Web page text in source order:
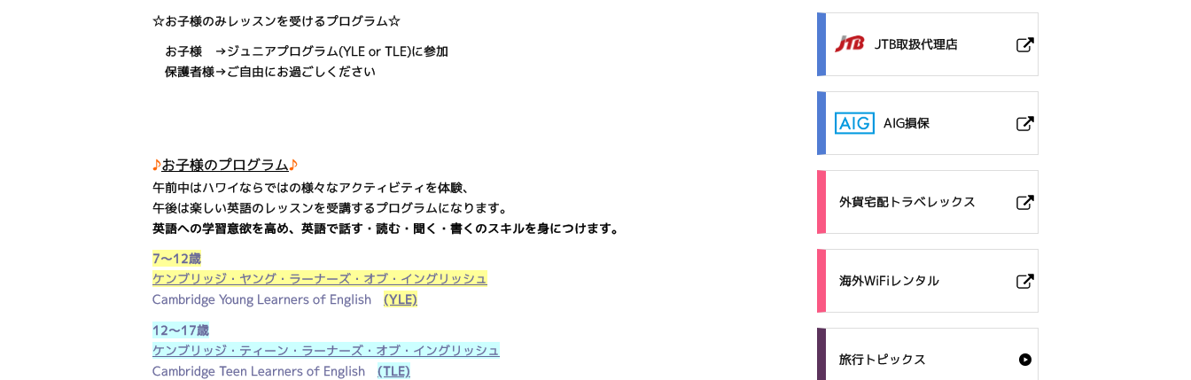
☆お子様のみレッスンを受けるプログラム☆
お子様 →ジュニアプログラム(YLE or TLE)に参加
保護者様→ご自由にお過ごしください
♪お子様のプログラム♪
午前中はハワイならではの様々なアクティビティを体験、
午後は楽しい英語のレッスンを受講するプログラムになります。
英語への学習意欲を高め、英語で話す・読む・聞く・書くのスキルを身につけます。
7～12歳
ケンブリッジ・ヤング・ラーナーズ・オブ・イングリッシュ
Cambridge Young Learners of English (YLE)
12～17歳
ケンブリッジ・ティーン・ラーナーズ・オブ・イングリッシュ
Cambridge Teen Learners of English (TLE)
JTB取扱代理店
AIG損保
外貨宅配トラベレックス
海外WiFiレンタル
旅行トピックス